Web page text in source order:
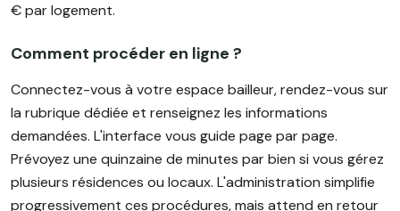
€ par logement.
Comment procéder en ligne ?
Connectez-vous à votre espace bailleur, rendez-vous sur
la rubrique dédiée et renseignez les informations
demandées. L'interface vous guide page par page.
Prévoyez une quinzaine de minutes par bien si vous gérez
plusieurs résidences ou locaux. L'administration simplifie
progressivement ces procédures, mais attend en retour